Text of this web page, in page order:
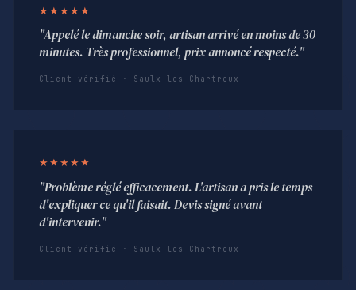
★★★★★
"Appelé le dimanche soir, artisan arrivé en moins de 30
minutes. Très professionnel, prix annoncé respecté."
Client vérifié · Saulx-les-Chartreux
★★★★★
"Problème réglé efficacement. L'artisan a pris le temps
d'expliquer ce qu'il faisait. Devis signé avant
d'intervenir."
Client vérifié · Saulx-les-Chartreux